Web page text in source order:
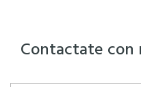
Contactate con